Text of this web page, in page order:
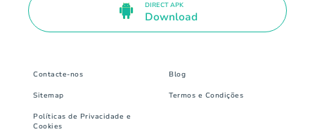
DIRECT APK
Download
Contacte-nos Blog
Sitemap Termos e Condições
Políticas de Privacidade e
Cookies